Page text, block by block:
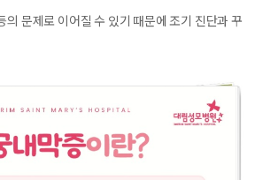
의 문제로 이어질 수 있기 때문에 조기 진단과 꾸